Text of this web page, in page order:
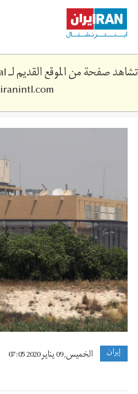
Skip
main
content
تشاهد صفحة من الموقع القديم لـ Iran International لم تعد محدثة. قم بزيارة
iranintl.com
baghdad-
4545455454-
0.jpg
إيران الخميس, 09 يناير 2020 07:05